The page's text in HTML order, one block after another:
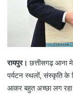
रायपुर।छत्तीसगढ़ आना
पर्यटन स्थलों, संस्कृति
आकर बहुत अच्छा लग रहा